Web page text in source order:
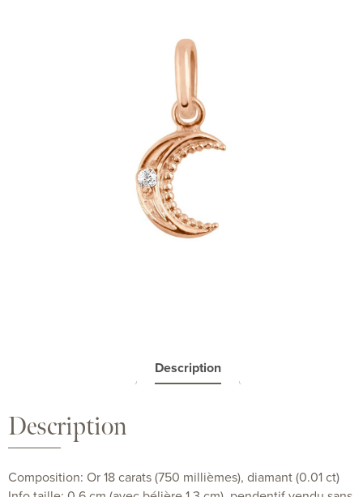
Description
Description
Composition: Or 18 carats (750 millièmes), diamant (0.01 ct)